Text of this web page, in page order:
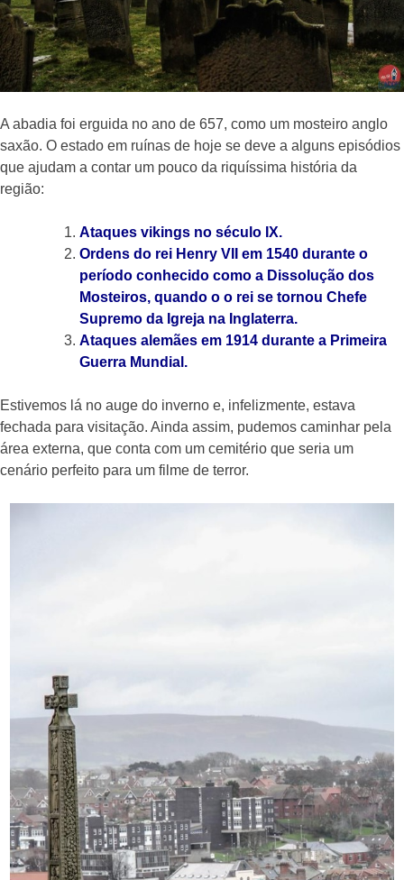
A abadia foi erguida no ano de 657, como um mosteiro anglo
saxão. O estado em ruínas de hoje se deve a alguns episódios
que ajudam a contar um pouco da riquíssima história da
região:
Ataques vikings no século IX.
Ordens do rei Henry VII em 1540 durante o
período conhecido como a Dissolução dos
Mosteiros, quando o o rei se tornou Chefe
Supremo da Igreja na Inglaterra.
Ataques alemães em 1914 durante a Primeira
Guerra Mundial.
Estivemos lá no auge do inverno e, infelizmente, estava
fechada para visitação. Ainda assim, pudemos caminhar pela
área externa, que conta com um cemitério que seria um
cenário perfeito para um filme de terror.